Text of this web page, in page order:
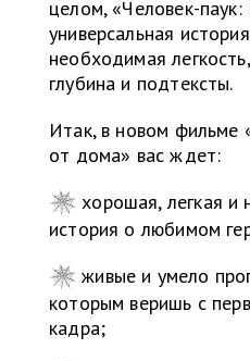
целом, «Человек-
универсальная
необходимая
глубина и подтексты.
Итак, в новом фильме
от дома» вас ждет:
хорошая, легкая и
история о любимом
живые и умело
которым веришь с
кадра;